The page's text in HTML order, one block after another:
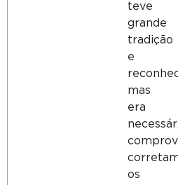
teve
grande
tradição
e
mas
era
os